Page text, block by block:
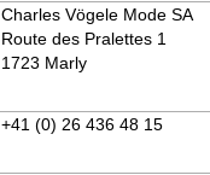
Charles Vögele Mode SA
Route des Pralettes 1
1723 Marly
+41 (0) 26 436 48 15